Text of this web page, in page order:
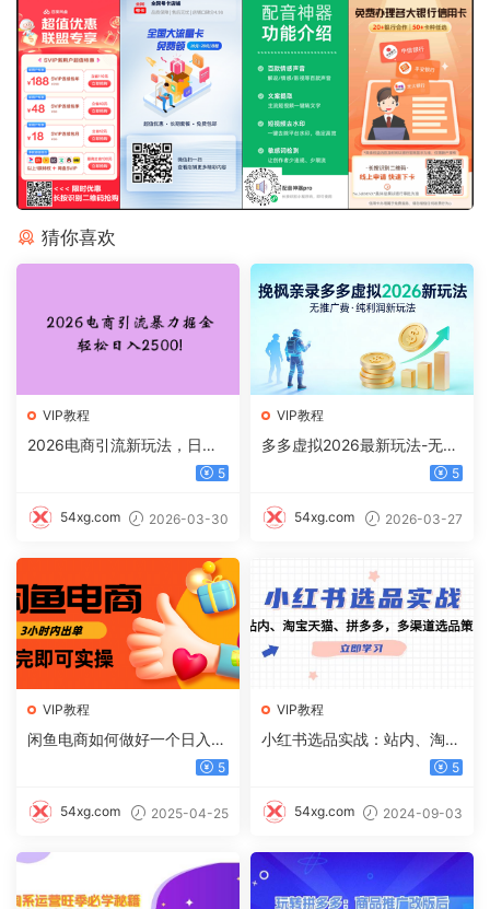
猜你喜欢
VIP教程
2026电商引流新玩法，日引2
5
54xg.com 2026-03-30
VIP教程
多多虚拟2026最新玩法-无推
5
54xg.com 2026-03-27
VIP教程
闲鱼电商如何做好一个日入10
5
54xg.com 2025-04-25
VIP教程
小红书选品实战：站内、淘宝
天猫、拼多多，多渠道选品策
5
54xg.com 2024-09-03